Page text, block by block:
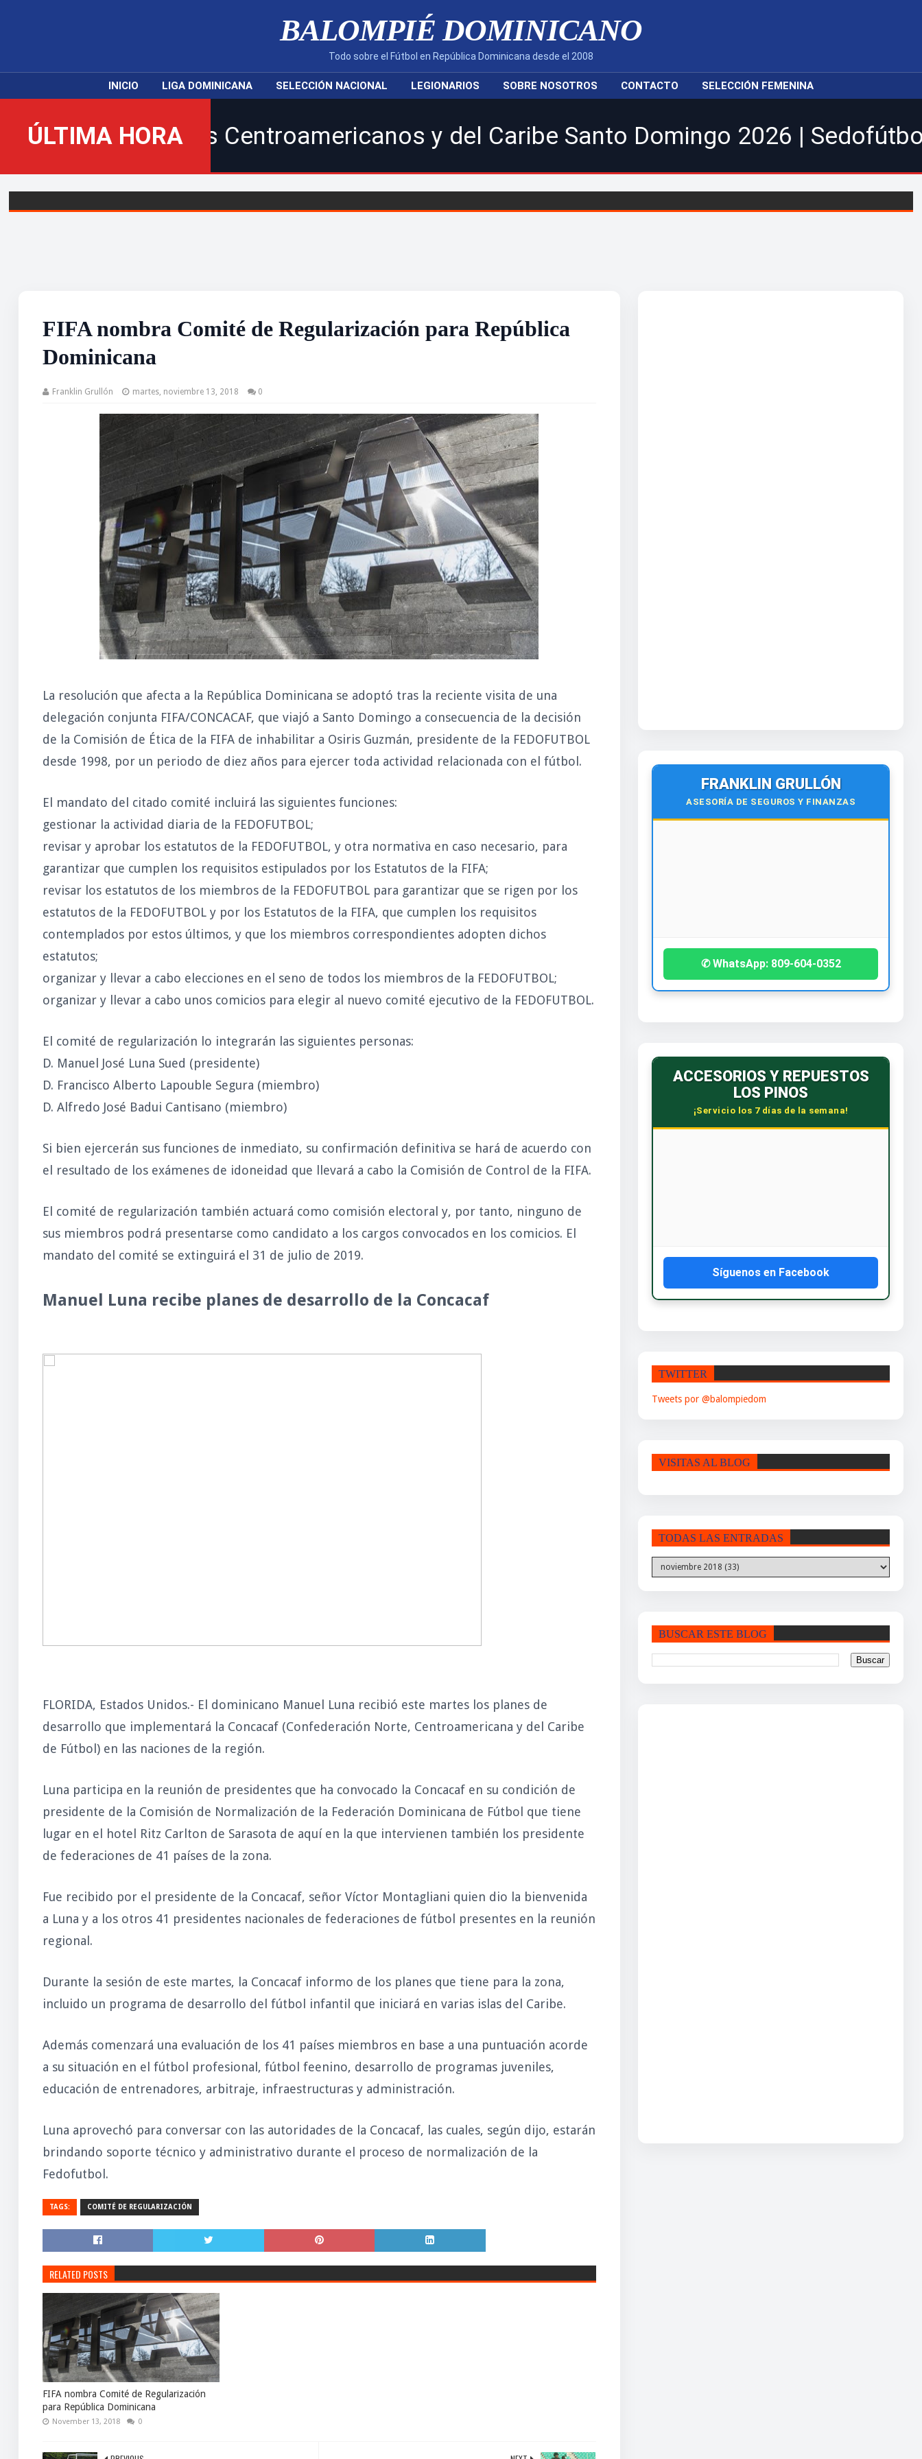
BALOMPIÉ DOMINICANO
Todo sobre el Fútbol en República Dominicana desde el 2008
INICIO LIGA DOMINICANA SELECCIÓN NACIONAL LEGIONARIOS SOBRE NOSOTROS CONTACTO SELECCIÓN FEMENINA
ÚLTIMA HORA
Centroamericanos y del Caribe Santo Domingo 2026 | Sedofútbol
FIFA nombra Comité de Regularización para República
Dominicana
Franklin Grullón martes, noviembre 13, 2018 0
La resolución que afecta a la República Dominicana se adoptó tras la reciente visita de una
delegación conjunta FIFA/CONCACAF, que viajó a Santo Domingo a consecuencia de la decisión
de la Comisión de Ética de la FIFA de inhabilitar a Osiris Guzmán, presidente de la FEDOFUTBOL
desde 1998, por un periodo de diez años para ejercer toda actividad relacionada con el fútbol.
El mandato del citado comité incluirá las siguientes funciones:
gestionar la actividad diaria de la FEDOFUTBOL;
revisar y aprobar los estatutos de la FEDOFUTBOL, y otra normativa en caso necesario, para
garantizar que cumplen los requisitos estipulados por los Estatutos de la FIFA;
revisar los estatutos de los miembros de la FEDOFUTBOL para garantizar que se rigen por los
estatutos de la FEDOFUTBOL y por los Estatutos de la FIFA, que cumplen los requisitos
contemplados por estos últimos, y que los miembros correspondientes adopten dichos
estatutos;
organizar y llevar a cabo elecciones en el seno de todos los miembros de la FEDOFUTBOL;
organizar y llevar a cabo unos comicios para elegir al nuevo comité ejecutivo de la FEDOFUTBOL.
El comité de regularización lo integrarán las siguientes personas:
D. Manuel José Luna Sued (presidente)
D. Francisco Alberto Lapouble Segura (miembro)
D. Alfredo José Badui Cantisano (miembro)
Si bien ejercerán sus funciones de inmediato, su confirmación definitiva se hará de acuerdo con
el resultado de los exámenes de idoneidad que llevará a cabo la Comisión de Control de la FIFA.
El comité de regularización también actuará como comisión electoral y, por tanto, ninguno de
sus miembros podrá presentarse como candidato a los cargos convocados en los comicios. El
mandato del comité se extinguirá el 31 de julio de 2019.
Manuel Luna recibe planes de desarrollo de la Concacaf
FLORIDA, Estados Unidos.- El dominicano Manuel Luna recibió este martes los planes de
desarrollo que implementará la Concacaf (Confederación Norte, Centroamericana y del Caribe
de Fútbol) en las naciones de la región.
Luna participa en la reunión de presidentes que ha convocado la Concacaf en su condición de
presidente de la Comisión de Normalización de la Federación Dominicana de Fútbol que tiene
lugar en el hotel Ritz Carlton de Sarasota de aquí en la que intervienen también los presidente
de federaciones de 41 países de la zona.
Fue recibido por el presidente de la Concacaf, señor Víctor Montagliani quien dio la bienvenida
a Luna y a los otros 41 presidentes nacionales de federaciones de fútbol presentes en la reunión
regional.
Durante la sesión de este martes, la Concacaf informo de los planes que tiene para la zona,
incluido un programa de desarrollo del fútbol infantil que iniciará en varias islas del Caribe.
Además comenzará una evaluación de los 41 países miembros en base a una puntuación acorde
a su situación en el fútbol profesional, fútbol feenino, desarrollo de programas juveniles,
educación de entrenadores, arbitraje, infraestructuras y administración.
Luna aprovechó para conversar con las autoridades de la Concacaf, las cuales, según dijo, estarán
brindando soporte técnico y administrativo durante el proceso de normalización de la
Fedofutbol.
TAGS: COMITÉ DE REGULARIZACIÓN
RELATED POSTS
FIFA nombra Comité de Regularización
para República Dominicana
November 13, 2018 0
FRANKLIN GRULLÓN
ASESORÍA DE SEGUROS Y FINANZAS
✆ WhatsApp: 809-604-0352
ACCESORIOS Y REPUESTOS
LOS PINOS
¡Servicio los 7 días de la semana!
Síguenos en Facebook
TWITTER
Tweets por @balompiedom
VISITAS AL BLOG
TODAS LAS ENTRADAS
BUSCAR ESTE BLOG